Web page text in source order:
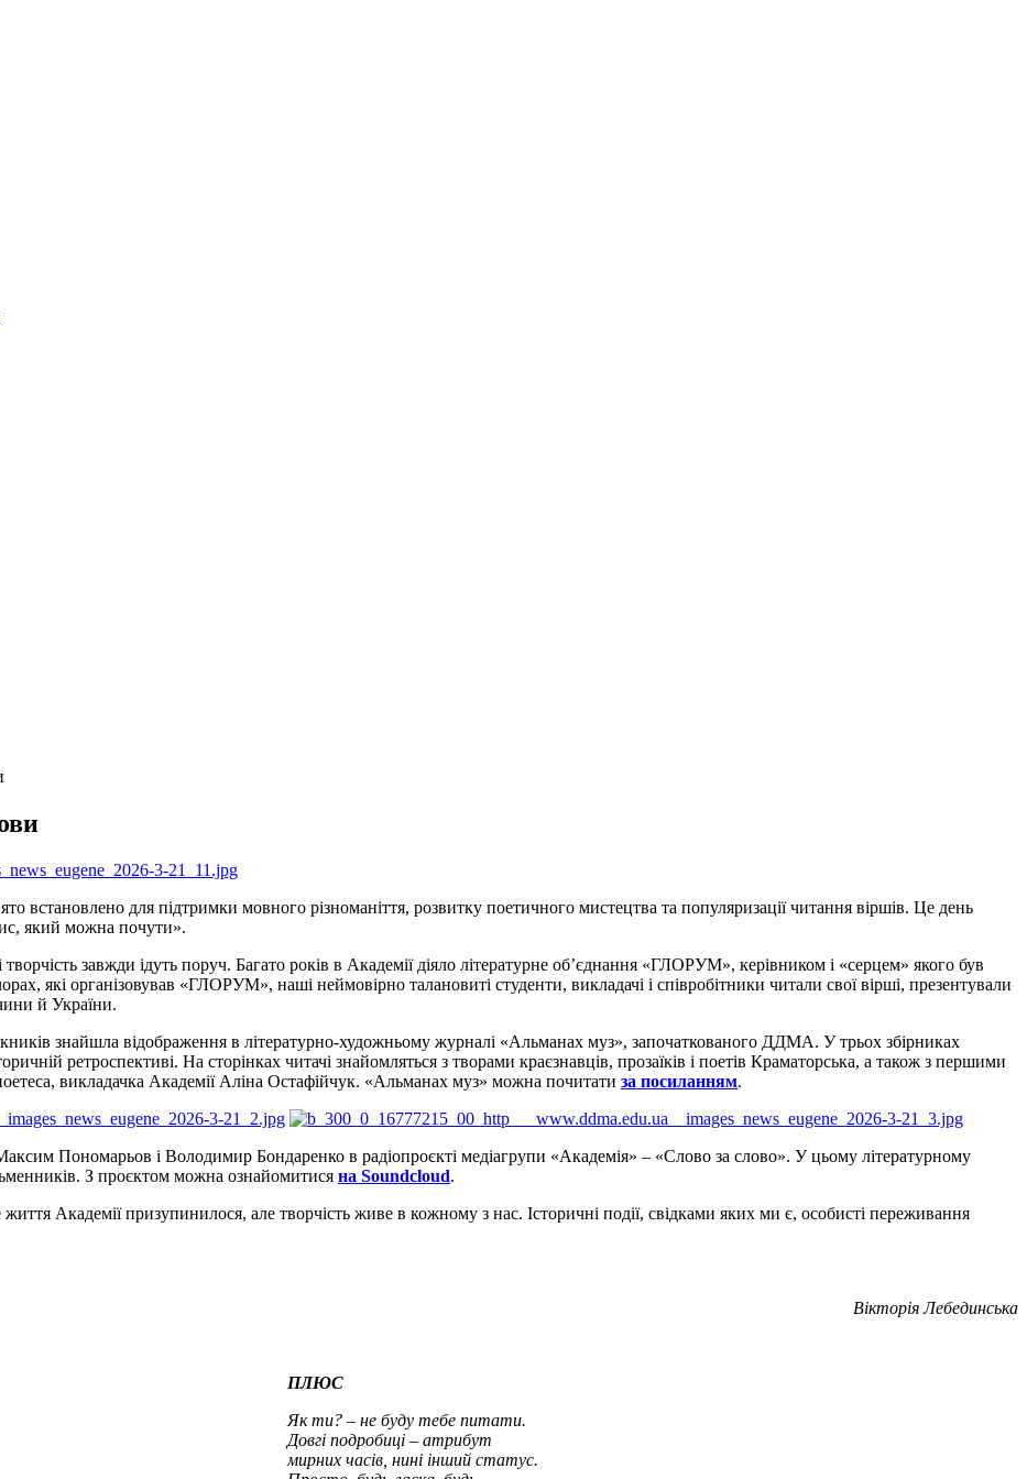
встановлено для підтримки мовного різноманіття, розвитку поетичного мистецтва та популяризації читання віршів. Це день
який можна почути».
завжди ідуть поруч. Багато років в Академії діяло літературне об’єднання «ГЛОРУМ», керівником і «серцем» якого був
які організовував «ГЛОРУМ», наші неймовірно талановиті студенти, викладачі і співробітники читали свої вірші, презентували
й України.
знайшла відображення в літературно-художньому журналі «Альманах муз», започаткованого ДДМА. У трьох збірниках
ретроспективі. На сторінках читачі знайомляться з творами краєзнавців, прозаїків і поетів Краматорська, а також з першими
викладачка Академії Аліна Остафійчук. «Альманах муз» можна почитати за посиланням.
Пономарьов і Володимир Бондаренко в радіопроєкті медіагрупи «Академія» – «Слово за слово». У цьому літературному
З проєктом можна ознайомитися на Soundcloud.
Академії призупинилося, але творчість живе в кожному з нас. Історичні події, свідками яких ми є, особисті переживання
Вікторія Лебединська
ПЛЮС
Як ти? – не буду тебе питати.
Довгі подробиці – атрибут
мирних часів, нині інший статус.